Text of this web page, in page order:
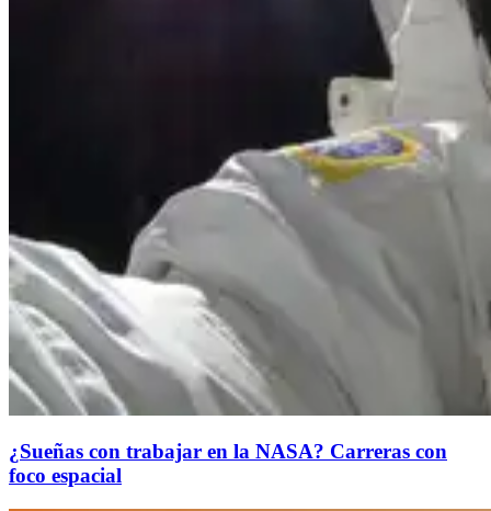
¿Sueñas con trabajar en la NASA? Carreras con
foco espacial